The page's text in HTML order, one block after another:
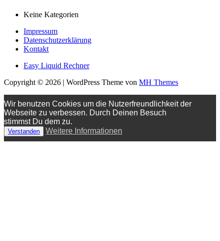
Keine Kategorien
Impressum
Datenschutzerklärung
Kontakt
Easy Liquid Rechner
Copyright © 2026 | WordPress Theme von MH Themes
Wir benutzen Cookies um die Nutzerfreundlichkeit der
Webseite zu verbessen. Durch Deinen Besuch
stimmst Du dem zu.
Verstanden Weitere Informationen